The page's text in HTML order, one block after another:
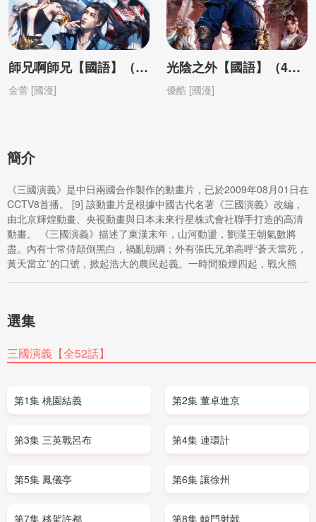
師兄啊師兄【國語】（4K）
金蕾 [國漫]
光陰之外【國語】（4K）
優酷 [國漫]
簡介
《三國演義》是中日兩國合作製作的動畫片，已於2009年08月01日在
CCTV8首播。 [9] 該動畫片是根據中國古代名著《三國演義》改編，
由北京輝煌動畫、央視動畫與日本未來行星株式會社聯手打造的高清
動畫。 《三國演義》描述了東漢末年，山河動盪，劉漢王朝氣數將
盡。內有十常侍顛倒黑白，禍亂朝綱；外有張氏兄弟高呼“蒼天當死，
黃天當立”的口號，掀起浩大的農民起義。一時間狼煙四起，戰火熊
選集
三國演義【全52話】
第1集 桃園結義 第2集 董卓進京
第3集 三英戰呂布 第4集 連環計
第5集 鳳儀亭 第6集 讓徐州
第7集 移駕許都 第8集 轅門射戟